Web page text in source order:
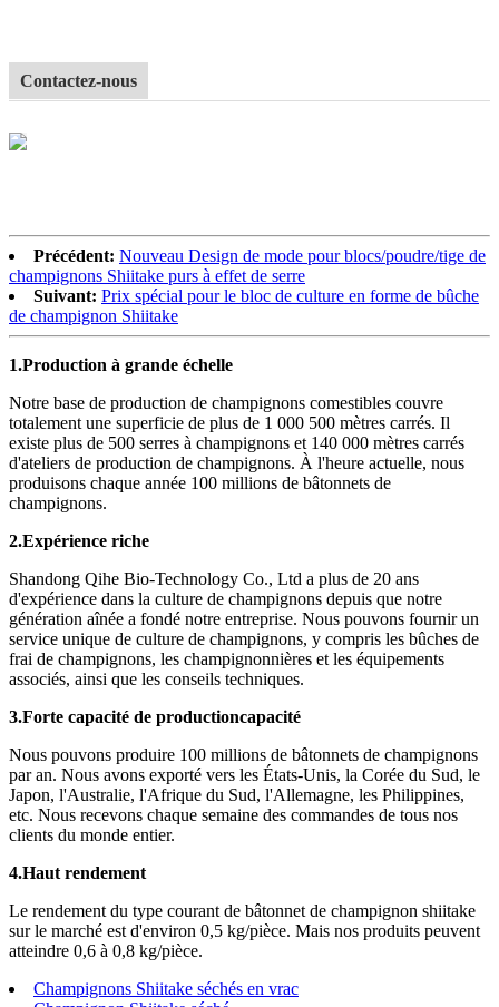
Contactez-nous
Précédent: Nouveau Design de mode pour blocs/poudre/tige de
champignons Shiitake purs à effet de serre
Suivant: Prix ​​spécial pour le bloc de culture en forme de bûche
de champignon Shiitake
1.Production à grande échelle
Notre base de production de champignons comestibles couvre
totalement une superficie de plus de 1 000 500 mètres carrés. Il
existe plus de 500 serres à champignons et 140 000 mètres carrés
d'ateliers de production de champignons. À l'heure actuelle, nous
produisons chaque année 100 millions de bâtonnets de
champignons.
2.Expérience riche
Shandong Qihe Bio-Technology Co., Ltd a plus de 20 ans
d'expérience dans la culture de champignons depuis que notre
génération aînée a fondé notre entreprise. Nous pouvons fournir un
service unique de culture de champignons, y compris les bûches de
frai de champignons, les champignonnières et les équipements
associés, ainsi que les conseils techniques.
3.Forte capacité de productioncapacité
Nous pouvons produire 100 millions de bâtonnets de champignons
par an. Nous avons exporté vers les États-Unis, la Corée du Sud, le
Japon, l'Australie, l'Afrique du Sud, l'Allemagne, les Philippines,
etc. Nous recevons chaque semaine des commandes de tous nos
clients du monde entier.
4.Haut rendement
Le rendement du type courant de bâtonnet de champignon shiitake
sur le marché est d'environ 0,5 kg/pièce. Mais nos produits peuvent
atteindre 0,6 à 0,8 kg/pièce.
Champignons Shiitake séchés en vrac